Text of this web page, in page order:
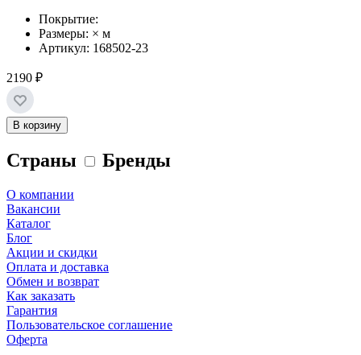
Покрытие:
Размеры: × м
Артикул: 168502-23
2190 ₽
В корзину
Страны Бренды
О компании
Вакансии
Каталог
Блог
Акции и скидки
Оплата и доставка
Обмен и возврат
Как заказать
Гарантия
Пользовательское соглашение
Оферта